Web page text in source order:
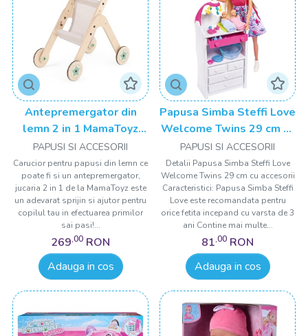
Antepremergator din
lemn 2 in 1 MamaToyz
carucior pentru papusi
PAPUSI SI ACCESORII
Carucior pentru papusi din lemn ce
poate fi si un antepremergator,
jucaria 2 in 1 de la MamaToyz este
un adevarat sprijin si ajutor pentru
copilul tau in efectuarea primilor
sai pasi!...
269,00 RON
Adauga in cos
Papusa Simba Steffi Love
Welcome Twins 29 cm cu
accesorii
PAPUSI SI ACCESORII
Detalii Papusa Simba Steffi Love
Welcome Twins 29 cm cu accesorii
Caracteristici: Papusa Simba Steffi
Love este recomandata pentru
orice fetita incepand cu varsta de 3
ani Contine mai multe...
81,00 RON
Adauga in cos